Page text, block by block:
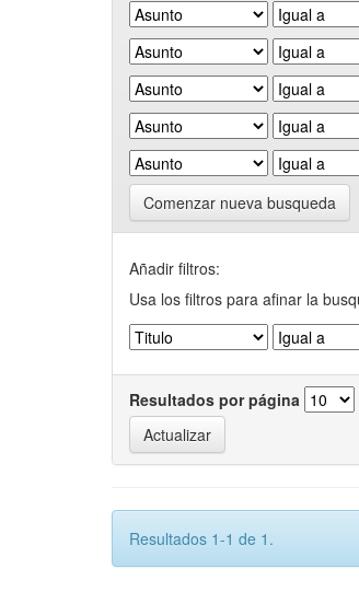
Comenzar nueva busqueda
Añadir filtros:
Usa los filtros para afinar la
Resultados por página
Resultados 1-1 de 1.